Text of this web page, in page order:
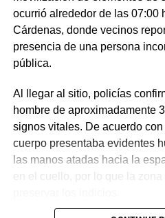
ocurrió alrededor de las 07:00
Cárdenas, donde vecinos
presencia de una persona
pública.
Al llegar al sitio, policías
hombre de aproximadamente
signos vitales. De acuerdo
cuerpo presentaba evidentes
las manos atadas hacia la
en el cuello, por lo que la zona